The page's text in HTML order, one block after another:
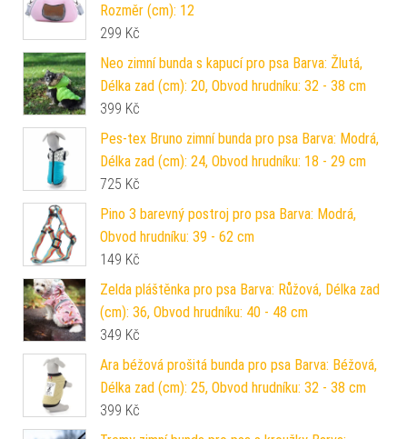
Rozměr (cm): 12
299 Kč
Neo zimní bunda s kapucí pro psa Barva: Žlutá,
Délka zad (cm): 20, Obvod hrudníku: 32 - 38 cm
399 Kč
Pes-tex Bruno zimní bunda pro psa Barva: Modrá,
Délka zad (cm): 24, Obvod hrudníku: 18 - 29 cm
725 Kč
Pino 3 barevný postroj pro psa Barva: Modrá,
Obvod hrudníku: 39 - 62 cm
149 Kč
Zelda pláštěnka pro psa Barva: Růžová, Délka zad
(cm): 36, Obvod hrudníku: 40 - 48 cm
349 Kč
Ara béžová prošitá bunda pro psa Barva: Béžová,
Délka zad (cm): 25, Obvod hrudníku: 32 - 38 cm
399 Kč